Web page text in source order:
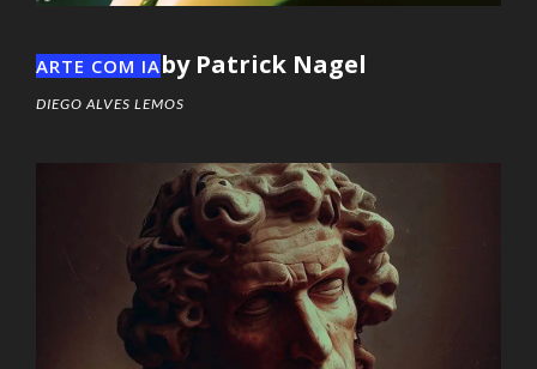
ARTE COM IAby Patrick Nagel
DIEGO ALVES LEMOS